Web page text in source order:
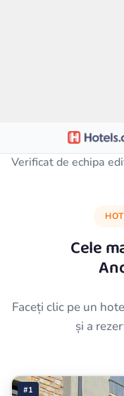
Verificat de echipa
Cele
Faceți clic pe un
și a
#1